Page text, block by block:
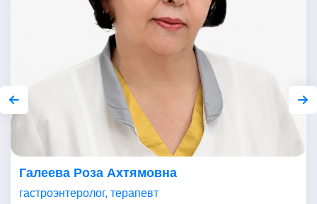
Галеева Роза Ахтямовна
гастроэнтеролог, терапевт